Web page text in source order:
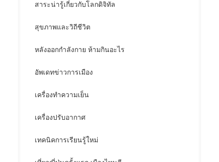
สาระน่ารู้เกี่ยวกับโลกดิจิทัล
สุขภาพและวิถีชีวิต
หลังออกกําลังกาย ห้ามกินอะไร
อัพเดทข่าวการเมือง
เครื่องทำความเย็น
เครื่องปรับอากาศ
เทคนิคการเรียนรู้ใหม่